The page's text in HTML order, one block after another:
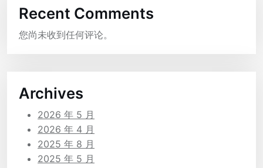
Recent Comments
您尚未收到任何评论。
Archives
2026 年 5 月
2026 年 4 月
2025 年 8 月
2025 年 5 月